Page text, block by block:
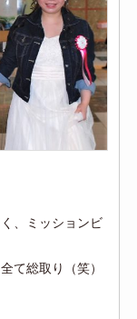
、ミッションビ
て総取り（笑）